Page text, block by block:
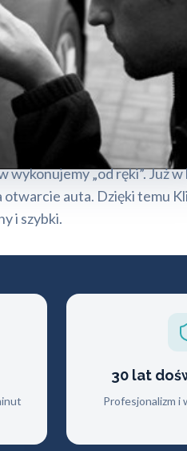
„od ręki”. Już
auta. Dzięki temu
i szybki.
30 lat
Profesjonalizm i